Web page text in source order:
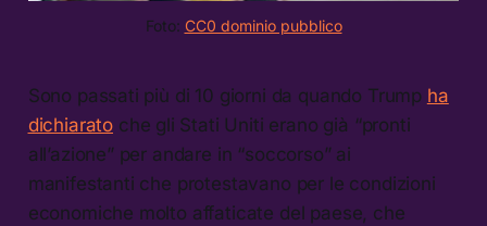
Foto: CC0 dominio pubblico
Sono passati più di 10 giorni da quando Trump ha
dichiarato che gli Stati Uniti erano già “pronti
all’azione” per andare in “soccorso” ai
manifestanti che protestavano per le condizioni
economiche molto affaticate del paese, che